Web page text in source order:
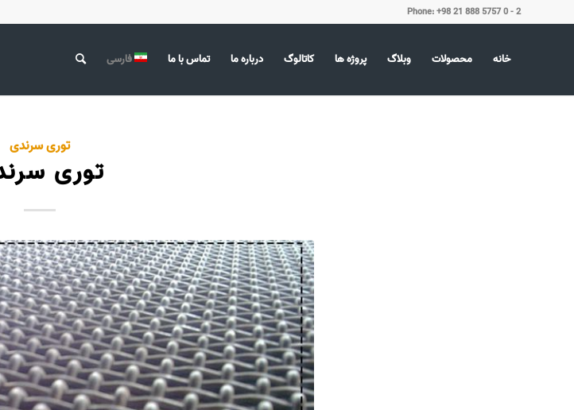
Phone: +98 21 888 5757 0 - 2
خانه محصولات وبلاگ پروژه ها کاتالوگ درباره ما تماس با ما فارسی
توری سرندی
توری